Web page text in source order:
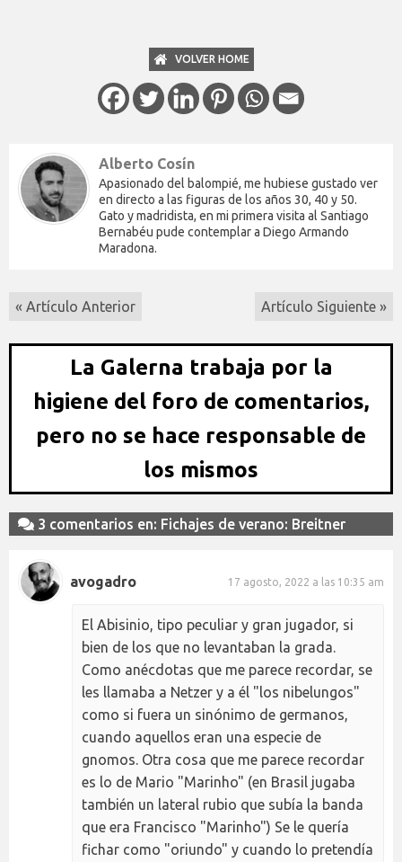
VOLVER HOME
Alberto Cosín
Apasionado del balompié, me hubiese gustado ver
en directo a las figuras de los años 30, 40 y 50.
Gato y madridista, en mi primera visita al Santiago
Bernabéu pude contemplar a Diego Armando
Maradona.
« Artículo Anterior Artículo Siguiente »
La Galerna trabaja por la
higiene del foro de comentarios,
pero no se hace responsable de
los mismos
3 comentarios en: Fichajes de verano: Breitner
avogadro 17 agosto, 2022 a las 10:35 am
El Abisinio, tipo peculiar y gran jugador, si
bien de los que no levantaban la grada.
Como anécdotas que me parece recordar, se
les llamaba a Netzer y a él "los nibelungos"
como si fuera un sinónimo de germanos,
cuando aquellos eran una especie de
gnomos. Otra cosa que me parece recordar
es lo de Mario "Marinho" (en Brasil jugaba
también un lateral rubio que subía la banda
que era Francisco "Marinho") Se le quería
fichar como "oriundo" y cuando lo pretendía